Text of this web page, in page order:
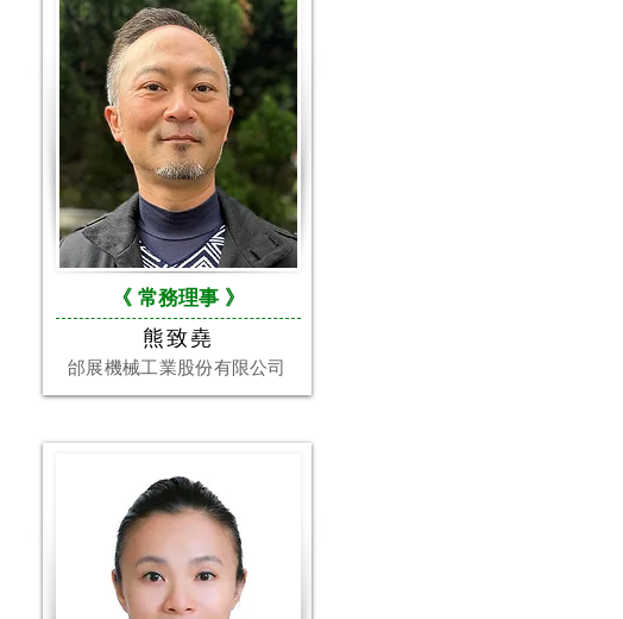
《 常務理事 》
熊致堯
邰展機械工業股份有限公司